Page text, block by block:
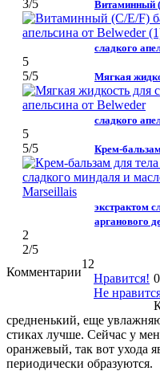
3/5 Витаминный
сладкого
5
5/5 Мягкая
сладкого
5
5/5 Крем-
экстрактом
арганового
2
2/5
Комментарии
12
Нравится!
Не
0
средненький, еще
стиках лучше. Сейчас у
оранжевый, так вот ухода
периодически образуются.